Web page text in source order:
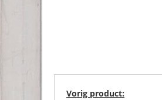
Vorig product: